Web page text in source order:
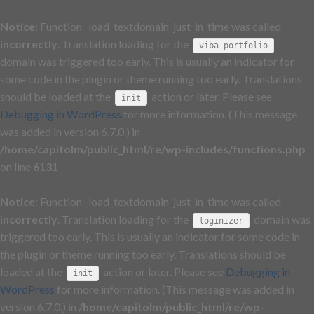
Notice : Function _load_textdomain_just_in_time was called
incorrectly . Translation loading for the viba-portfolio
domain was triggered too early. This is usually an indicator for
some code in the plugin or theme running too early. Translations
should be loaded at the
init
action or later. Please see
Debugging in WordPress for more information. (This message
was added in version 6.7.0.) in
/home/capitolm/public_html/re/wp-includes/functions.php
on line 6131
Notice : Function _load_textdomain_just_in_time was called
incorrectly . Translation loading for the loginizer
domain was
triggered too early. This is usually an indicator for some code in
the plugin or theme running too early. Translations should be
loaded at the
init action or later. Please see Debugging in
WordPress for more information. (This message was added in
version 6.7.0.) in /home/capitolm/public_html/re/wp-